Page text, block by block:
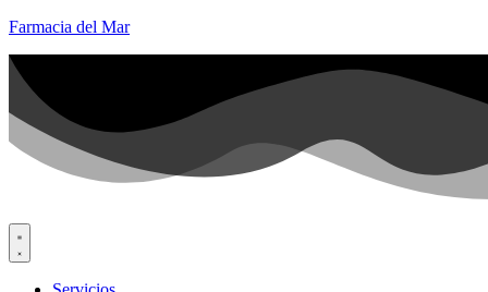
Farmacia del Mar